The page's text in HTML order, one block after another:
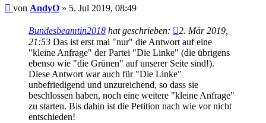
Beitrag
von AndyO » 5. Jul 2019, 08:49
Bundesbeamtin2018 hat geschrieben:
2. Mär 2019,
21:53 Das ist erst mal "nur" die Antwort auf eine
"kleine Anfrage" der Partei "Die Linke" (die übrigens
ebenso wie "die Grünen" auf unserer Seite sind!).
Diese Antwort war auch für "Die Linke"
unbefriedigend und unzureichend, so dass sie
beschlossen haben, noch eine weitere "kleine Anfrage"
zu starten. Bis dahin ist die Petition nach wie vor nicht
entschieden!